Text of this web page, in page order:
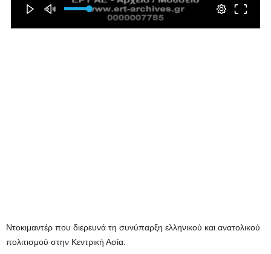
Ντοκιμαντέρ που διερευνά τη συνύπαρξη ελληνικού και ανατολικού
πολιτισμού στην Κεντρική Ασία.